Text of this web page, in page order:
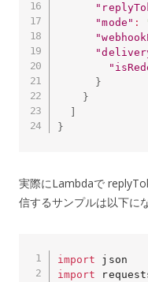
"mode" :
}
}
]
}
実際にLambdaで
信するサンプルは以下に
import
import